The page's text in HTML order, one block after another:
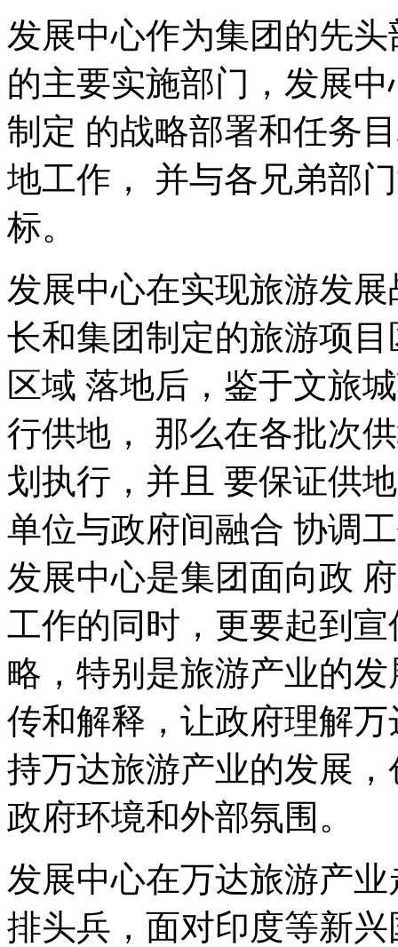
发展中心作为集团的先
的主要实施部门，发展
制定 的战略部署和任务
地工作， 并与各兄弟部
标。
发展中心在实现旅游发
长和集团制定的旅游项
区域 落地后，鉴于文旅
行供地， 那么在各批次
划执行，并且 要保证供
单位与政府间融合 协调
发展中心是集团面向政
工作的同时，更要起到
略，特别是旅游产业的
传和解释，让政府理解
持万达旅游产业的发展
政府环境和外部氛围。
发展中心在万达旅游产
排头兵，面对印度等新